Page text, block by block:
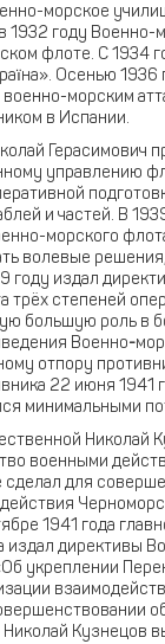
морское
1932 году Военно-
флоте. С 1934
Осенью 1936
морским
в Испании.
Герасимович
управлению
и частей. В
морского
волевые
году издал
трёх степеней
большую роль в
Военно-
отпору
22 июня 1941
минимальными
Николай
военными
сделал для
1941 года
издал директивы
укреплении
Николай Кузнецов